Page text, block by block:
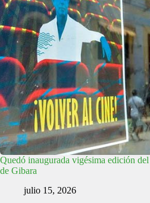
Quedó inaugurada vigésima edición
de Gibara
julio 15, 2026